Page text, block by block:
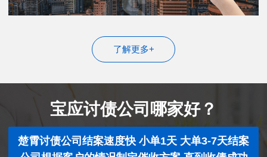
了解更多+
宝应讨债公司哪家好？
楚霄讨债公司结案速度快 小单1天 大单3-7天结案